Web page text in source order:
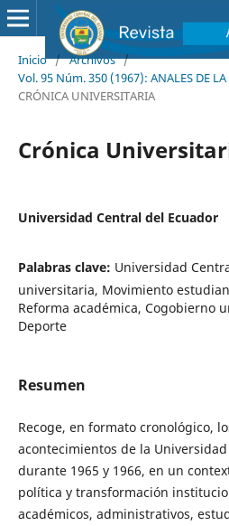
Inicio / Archivos /
Vol. 95 Núm. 350 (1967): ANALES DE
CRÓNICA UNIVERSITARIA
Crónica
Universidad Central del Ecuador
Palabras clave: Universidad
universitaria, Movimiento
Reforma académica, Cogobierno
Deporte
Resumen
Recoge, en formato cronológico,
acontecimientos de la
durante 1965 y 1966, en un
política y transformación
académicos, administrativos,